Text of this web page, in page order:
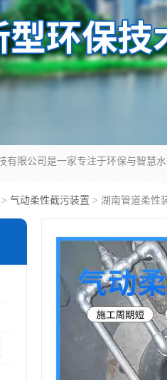
> 气动柔性截污装置 > 湖南管道柔性